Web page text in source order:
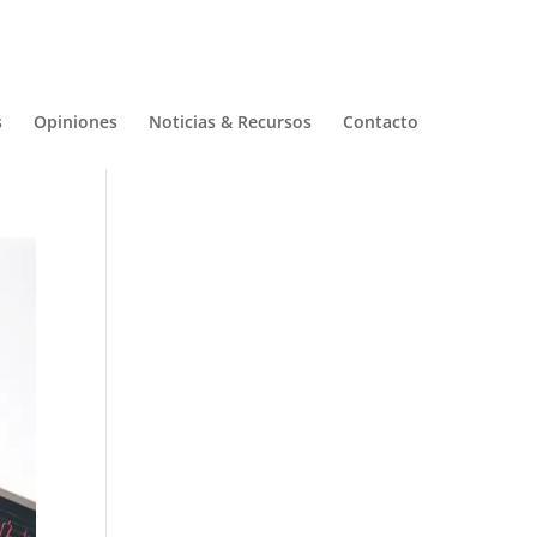
Opiniones Noticias & Recursos Contacto